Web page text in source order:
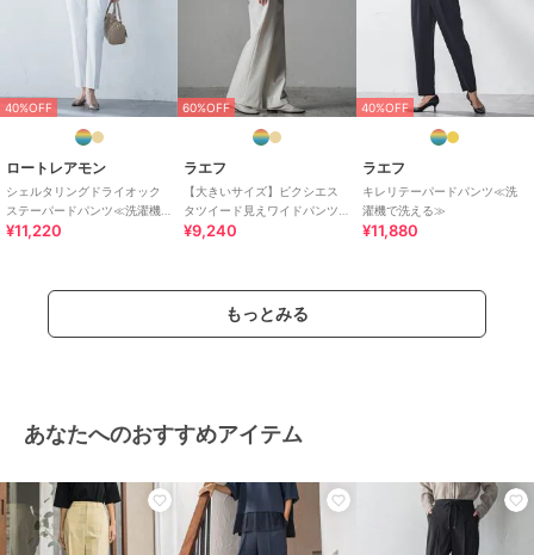
40%OFF
ロートレアモン
シェルタリングドライオック
ステーパードパンツ≪洗濯機
で洗える≫
¥11,220
60%OFF
ラエフ
【大きいサイズ】ピクシエス
タツイード見えワイドパンツ
≪セットアップ可/洗濯機で洗
¥9,240
40%OFF
ラエフ
キレリテーパードパンツ≪洗
濯機で洗える≫
¥11,880
もっとみる
あなたへのおすすめアイテム